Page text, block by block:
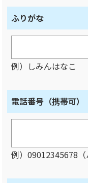
ふりがな
例）しみんはなこ
電話番号（携帯可）
例）09012345678（